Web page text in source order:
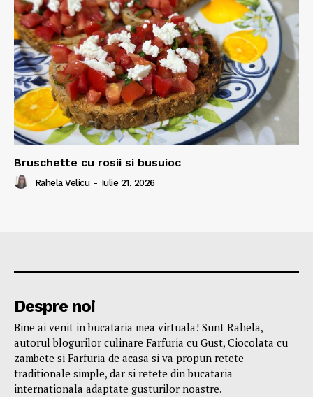
Bruschette cu rosii si busuioc
Rahela Velicu - Iulie 21, 2026
Despre noi
Bine ai venit in bucataria mea virtuala! Sunt Rahela,
autorul blogurilor culinare Farfuria cu Gust, Ciocolata cu
zambete si Farfuria de acasa si va propun retete
traditionale simple, dar si retete din bucataria
internationala adaptate gusturilor noastre.